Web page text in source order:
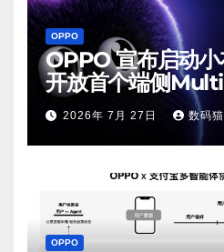
OPPO
OPPO 宣布启动
开放首个端侧
测2026年 7月 27日 数码猫
OPPO